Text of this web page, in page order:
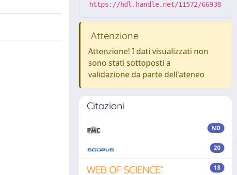
https://hdl.handle.net/11572/66938
Attenzione
Attenzione! I dati visualizzati non
sono stati sottoposti a
validazione da parte dell'ateneo
Citazioni
ND
20
18